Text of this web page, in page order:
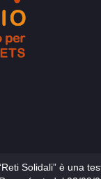
Solidali” è una